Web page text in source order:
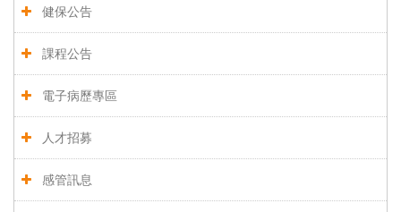
健保公告
課程公告
電子病歷專區
人才招募
感管訊息